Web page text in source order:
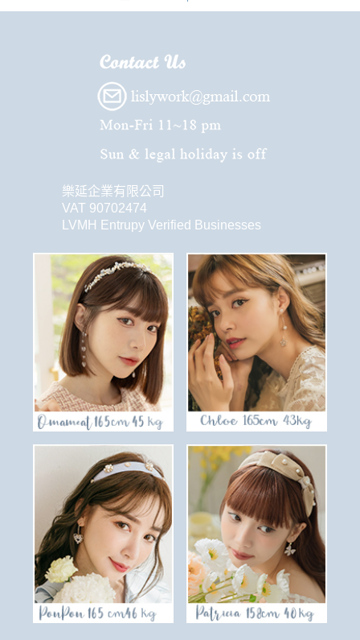
樂延企業有限公司
VAT 90702474
LVMH Entrupy Verified Businesses